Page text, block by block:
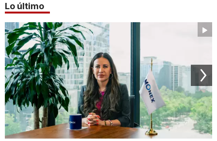
Lo último